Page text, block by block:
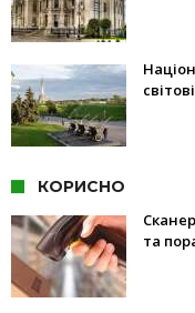
КОРИСНО
та